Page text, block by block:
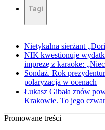
Tagi
Nietykalna sierżant
NIK kwestionuje
imprezę z karaoke:
Sondaż. Rok
polaryzacja w ocenach
Łukasz Gibała znów
Krakowie. To jego
Promowane treści